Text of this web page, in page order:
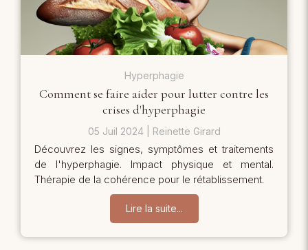
Hyperphagie
Comment se faire aider pour lutter contre les
crises d'hyperphagie
05 Juil 2024 Reinette Girard
Découvrez les signes, symptômes et traitements
de l'hyperphagie. Impact physique et mental.
Thérapie de la cohérence pour le rétablissement.
Lire la suite...